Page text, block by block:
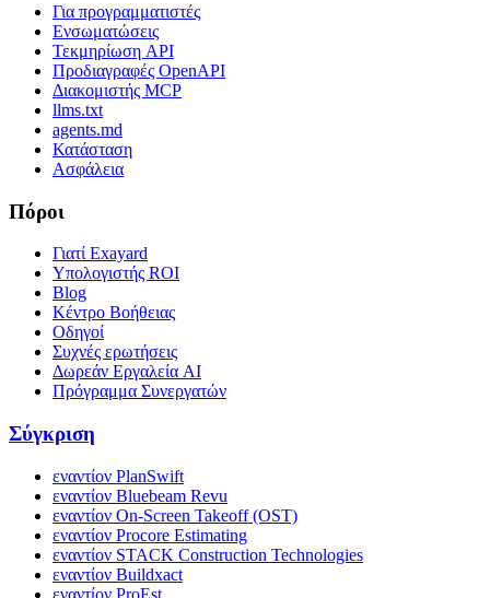
Για προγραμματιστές
Ενσωματώσεις
Τεκμηρίωση API
Προδιαγραφές OpenAPI
Διακομιστής MCP
llms.txt
agents.md
Κατάσταση
Ασφάλεια
Πόροι
Γιατί Exayard
Υπολογιστής ROI
Blog
Κέντρο Βοήθειας
Οδηγοί
Συχνές ερωτήσεις
Δωρεάν Εργαλεία AI
Πρόγραμμα Συνεργατών
Σύγκριση
εναντίον PlanSwift
εναντίον Bluebeam Revu
εναντίον On-Screen Takeoff (OST)
εναντίον Procore Estimating
εναντίον STACK Construction Technologies
εναντίον Buildxact
εναντίον ProEst